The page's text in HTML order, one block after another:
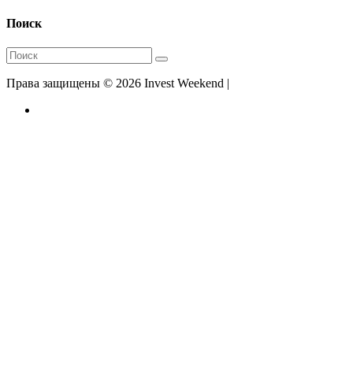
Поиск
Права защищены © 2026 Invest Weekend |